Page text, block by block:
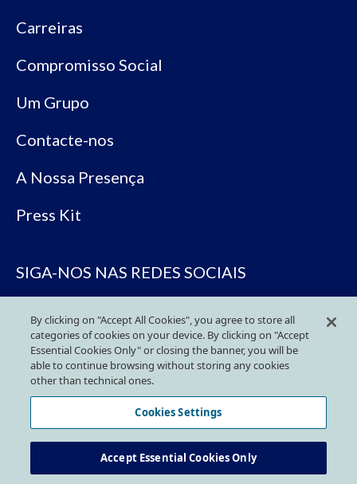
Carreiras
Compromisso Social
Um Grupo
Contacte-nos
A Nossa Presença
Press Kit
SIGA-NOS NAS REDES SOCIAIS
Política de Privacidade
Política de Cookies
By clicking on "Accept All Cookies", you agree to store all
categories of cookies on your device. By clicking on "Accept
Essential Cookies Only" or closing the banner, you will be
able to continue browsing without storing any cookies
other than technical ones.
Cookies Settings
Accept Essential Cookies Only